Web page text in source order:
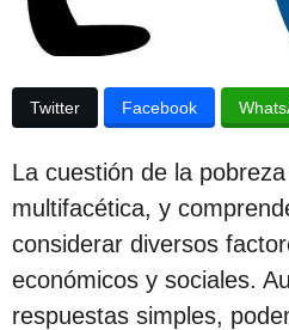
b
l
Twitter Facebook
La cuestión de la
multifacética, y
considerar diversos
económicos y sociales.
respuestas simples,